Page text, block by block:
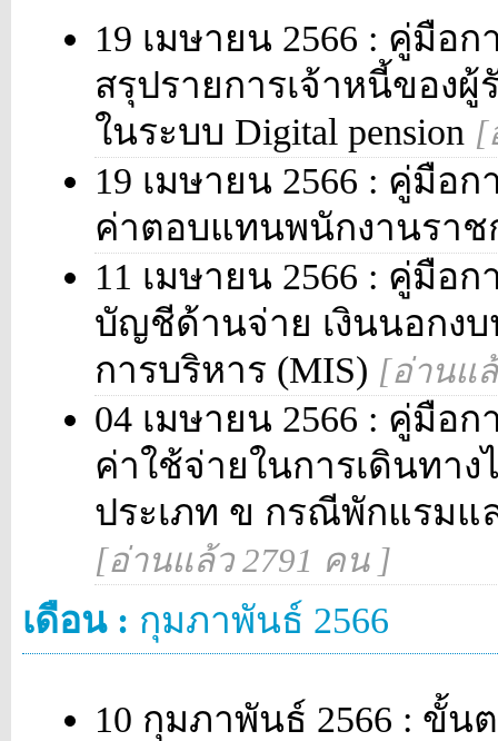
19 เมษายน 2566 : คู่มือ
สรุปรายการเจ้าหนี้ของ
ในระบบ Digital pension [
19 เมษายน 2566 : คู่มือ
ค่าตอบแทนพนักงานรา
11 เมษายน 2566 : คู่มือ
บัญชีด้านจ่าย เงินนอกง
การบริหาร (MIS) [อ่านแ
04 เมษายน 2566 : คู่มือก
ค่าใช้จ่ายในการเดินทา
ประเภท ข กรณีพักแรมแ
[อ่านแล้ว 2791 คน ]
เดือน : กุมภาพันธ์ 2566
10 กุมภาพันธ์ 2566 : ขั้น